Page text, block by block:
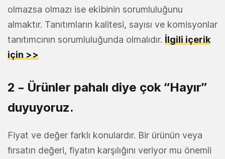
olmazsa olmazı ise ekibinin sorumluluğunu
almaktır. Tanıtımların kalitesi, sayısı ve komisyonlar
tanıtımcının sorumluluğunda olmalıdır. İlgili içerik
için >>
2 – Ürünler pahalı diye çok “Hayır”
duyuyoruz.
Fiyat ve değer farklı konulardır. Bir ürünün veya
fırsatın değeri, fiyatın karşılığını veriyor mu önemli